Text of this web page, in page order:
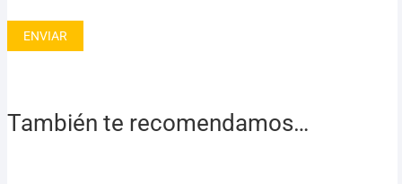
También te recomendamos…